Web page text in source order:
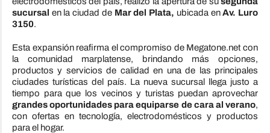
sucursal en la ciudad de Mar del Plata, ubicada enAv. Luro
3150.
Esta expansión reafirma el compromiso de Megatone.net con
la comunidad marplatense, brindando más opciones,
productos y servicios de calidad en una de las principales
ciudades turísticas del país. La nueva sucursal llega justo a
tiempo para que los vecinos y turistas puedan aprovechar
grandes oportunidades para equiparse de cara al verano,
con ofertas en tecnología, electrodomésticos y productos
para el hogar.